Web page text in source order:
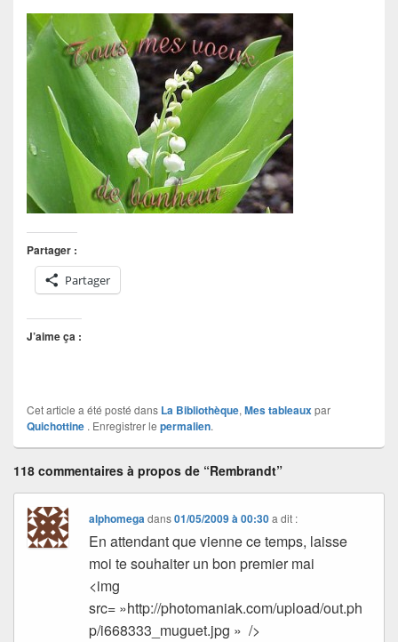
Partager :
Partager
J’aime ça :
Cet article a été posté dans La Bibliothèque, Mes tableauxpar
Quichottine . Enregistrer le permalien.
118 commentaires à propos de “Rembrandt”
alphomegadans01/05/2009 à 00:30 a dit :
En attendant que vienne ce temps, laisse
moi te souhaiter un bon premier mai
<img
src= »http://photomaniak.com/upload/out.ph
p/i668333_muguet.jpg » />